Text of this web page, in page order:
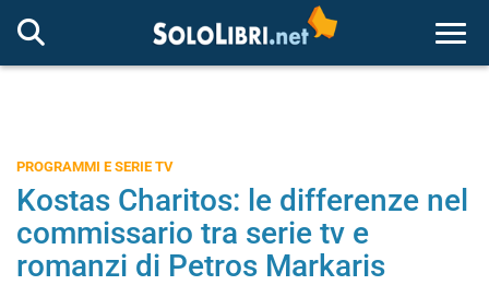
PROGRAMMI E SERIE TV
Kostas Charitos: le differenze nel
commissario tra serie tv e
romanzi di Petros Markaris